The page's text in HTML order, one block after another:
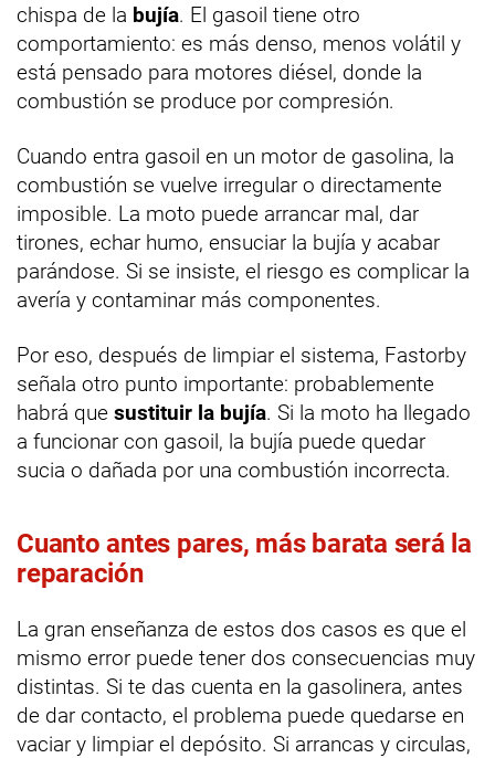
chispa de la bujía. El gasoil tiene otro
comportamiento: es más denso, menos volátil y
está pensado para motores diésel, donde la
combustión se produce por compresión.
Cuando entra gasoil en un motor de gasolina, la
combustión se vuelve irregular o directamente
imposible. La moto puede arrancar mal, dar
tirones, echar humo, ensuciar la bujía y acabar
parándose. Si se insiste, el riesgo es complicar la
avería y contaminar más componentes.
Por eso, después de limpiar el sistema, Fastorby
señala otro punto importante: probablemente
habrá que sustituir la bujía. Si la moto ha llegado
a funcionar con gasoil, la bujía puede quedar
sucia o dañada por una combustión incorrecta.
Cuanto antes pares, más barata será la
reparación
La gran enseñanza de estos dos casos es que el
mismo error puede tener dos consecuencias muy
distintas. Si te das cuenta en la gasolinera, antes
de dar contacto, el problema puede quedarse en
vaciar y limpiar el depósito. Si arrancas y circulas,